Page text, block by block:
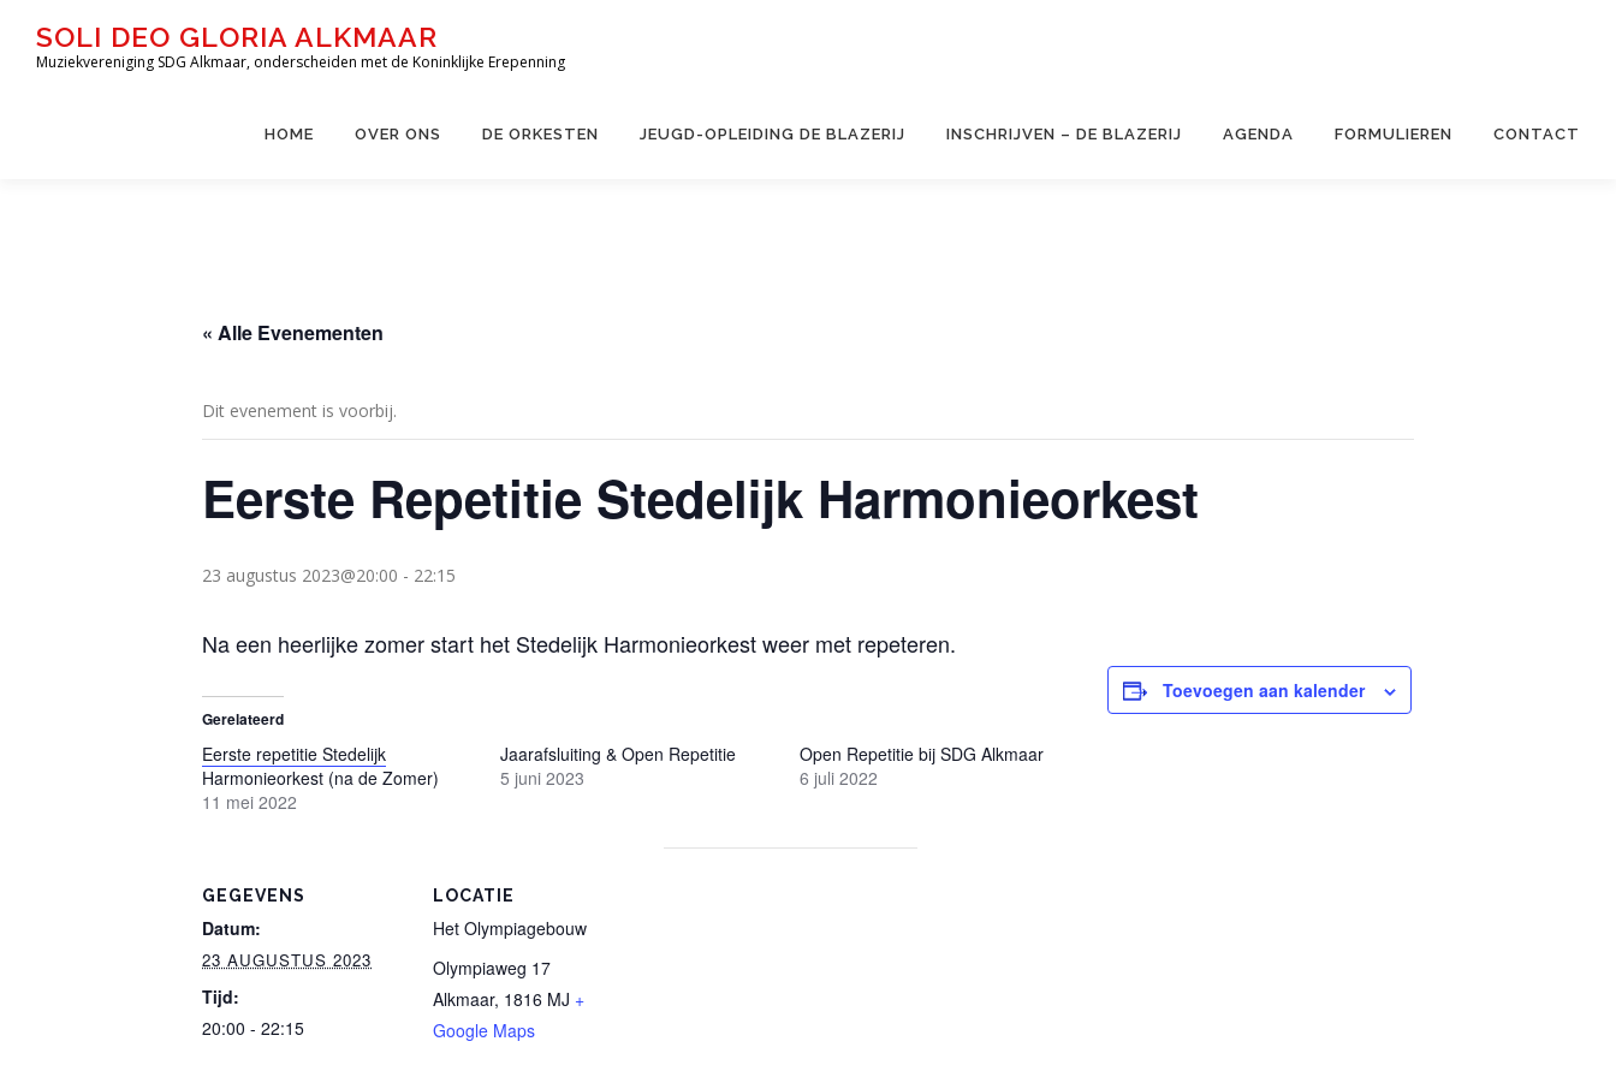
SOLI DEO GLORIA ALKMAAR
Muziekvereniging SDG Alkmaar, onderscheiden met de Koninklijke Erepenning
HOME OVER ONS DE ORKESTEN JEUGD-OPLEIDING DE BLAZERIJ INSCHRIJVEN – DE BLAZERIJ AGENDA FORMULIEREN CONTACT
« Alle Evenementen
Dit evenement is voorbij.
Eerste Repetitie Stedelijk Harmonieorkest
23 augustus 2023@20:00 - 22:15
Na een heerlijke zomer start het Stedelijk Harmonieorkest weer met repeteren.
Gerelateerd
Eerste repetitie Stedelijk
Harmonieorkest (na de Zomer)
11 mei 2022
Jaarafsluiting & Open Repetitie
5 juni 2023
Open Repetitie bij SDG Alkmaar
6 juli 2022
Toevoegen aan kalender
GEGEVENS
Datum:
23 AUGUSTUS 2023
Tijd:
20:00 - 22:15
LOCATIE
Het Olympiagebouw
Olympiaweg 17
Alkmaar, 1816 MJ +
Google Maps